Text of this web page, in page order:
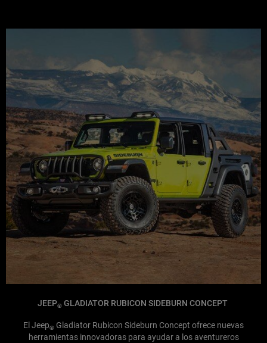
JEEP® GLADIATOR RUBICON SIDEBURN CONCEPT
El Jeep® Gladiator Rubicon Sideburn Concept ofrece nuevas
herramientas innovadoras para ayudar a los aventureros